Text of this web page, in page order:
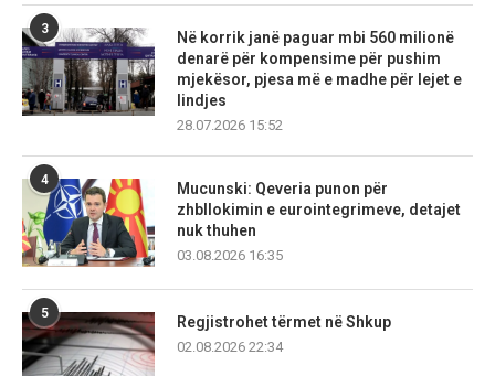
3
Në korrik janë paguar mbi 560 milionë
denarë për kompensime për pushim
mjekësor, pjesa më e madhe për lejet e
lindjes
28.07.2026 15:52
4
Mucunski: Qeveria punon për
zhbllokimin e eurointegrimeve, detajet
nuk thuhen
03.08.2026 16:35
5
Regjistrohet tërmet në Shkup
02.08.2026 22:34